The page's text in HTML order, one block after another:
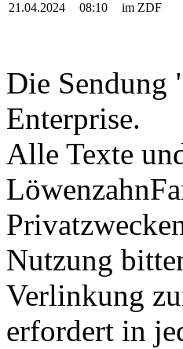
21.04.2024
08:10 im ZDF
Die
Enterprise.
Alle Texte
Nutzung
Verlinkung
erfordert in